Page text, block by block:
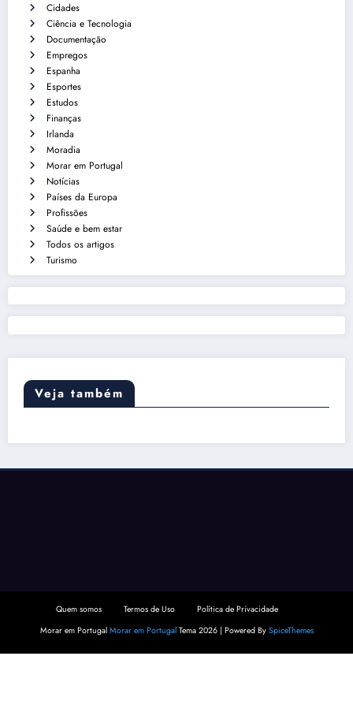
Cidades
Ciência e Tecnologia
Documentação
Empregos
Espanha
Esportes
Estudos
Finanças
Irlanda
Moradia
Morar em Portugal
Notícias
Países da Europa
Profissões
Saúde e bem estar
Todos os artigos
Turismo
Veja também
Quem somos Termos de Uso
Política de Privacidade
Morar em Portugal Morar em PortugalTema 2026 | Powered By SpiceThemes